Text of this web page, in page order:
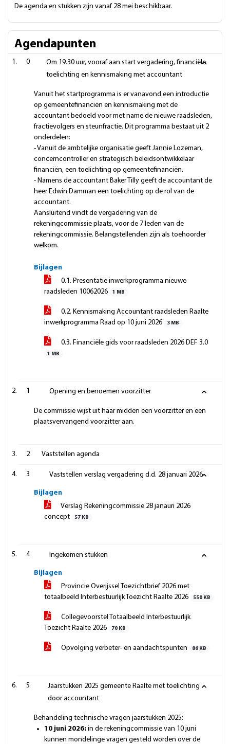
De agenda en stukken zijn vanaf 28 mei beschikbaar.
Agendapunten
0
Om 19.30 uur, vooraf aan start vergadering, financiële
toelichting en kennismaking met accountant
Vanuit het startprogramma is er vanavond een introductie
op gemeentefinanciën en kennismaking met de
accountant bedoeld voor met name de nieuwe raadsleden,
fractievolgers en steunfractie. Dit programma bestaat uit 2
onderdelen:
- Vanuit de ambtelijke organisatie geeft Jannie Lozeman,
concerncontroller en strategisch beleidsontwikkelaar
financiën, een toelichting op gemeentefinanciën.
- Namens de accountant Baker Tilly geeft de accountant de
heer Edwin Damman een toelichting op de rol van de
accountant.
Aansluitend vindt de vergadering van de
rekeningcommissie plaats, voor de 7 leden van de
rekeningcommissie. Belangstellenden zijn als toehoorder
welkom.
Bijlagen
0.1. Presentatie inwerkprogramma nieuwe
raadsleden 10062026
1 MB
0.2. Kennismaking Accountant raadsleden Raalte
inwerkprogramma Raad op 10 juni 2026
3 MB
0.3. Financiële gids voor raadsleden 2026 DEF 3.0
1 MB
1 Opening en benoemen voorzitter
De commissie wijst uit haar midden een voorzitter en een
plaatsvervangend voorzitter aan.
2 Vaststellen agenda
3 Vaststellen verslag vergadering d.d. 28 januari 2026
Bijlagen
Verslag Rekeningcommissie 28 janauri 2026
concept
57 KB
4 Ingekomen stukken
Bijlagen
Provincie Overijssel Toezichtbrief 2026 met
totaalbeeld Interbestuurlijk Toezicht Raalte 2026
550 KB
Collegevoorstel Totaalbeeld Interbestuurlijk
Toezicht Raalte 2026
70 KB
Opvolging verbeter- en aandachtspunten 86 KB
5
Jaarstukken 2025 gemeente Raalte met toelichting
door accountant
Behandeling technische vragen jaarstukken 2025:
10 juni 2026: in de rekeningcommissie van 10 juni
kunnen mondelinge vragen gesteld worden over de